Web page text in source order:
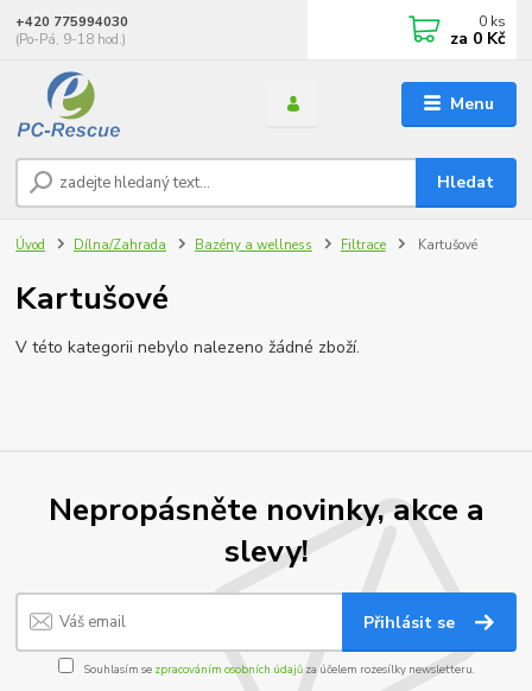
Menu
Hledat
+420 775994030
(Po-Pá, 9-18 hod.)
0 ks
za 0 Kč
Úvod Dílna/Zahrada Bazény a wellness Filtrace Kartušové
Kartušové
V této kategorii nebylo nalezeno žádné zboží.
Nepropásněte novinky, akce a
slevy!
Přihlásit se
Souhlasím se zpracováním osobních údajůza účelem rozesílky newsletteru.